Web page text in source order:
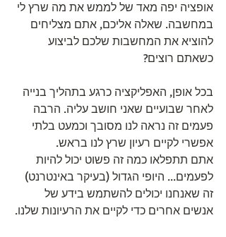
אופציה יפה מאד של לממש את מה שרץ לי
במחשבה. שאלה אליכם, אתם מצליחים
להוציא את המחשבות שלכם לביצוע
כשאתם רוצים?
בכל אופן, האפליקציה כרגע בתהליך בנייה
לאחר שבועיים שאני חושב עליה. הרבה
פעמים זה נראה לנו מסובך וכמעט בלתי
אפשרי לקיים רעיון שרץ לנו בראש.
אתם תתפלאו כמה זה פשוט יכול להיות
לפעמים... היופי הגדול (בעיקר באינטרנט)
זה שאנחנו יכולים להשתמש בידע של
אנשים אחרים כדי לקיים את הרעיונות שלנו.